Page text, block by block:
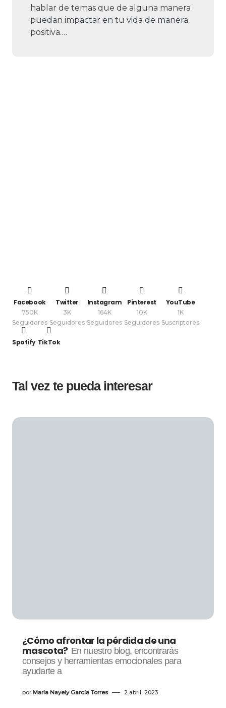
hablar de temas que de alguna manera
puedan impactar en tu vida de manera
positiva.…
Facebook
750K
Seguidores
Twitter
3K
Seguidores
Instagram
164K
Seguidores
Pinterest
10K
Seguidores
YouTube
1K
Suscriptores
Spotify TikTok
Tal vez te pueda interesar
¿Cómo afrontar la pérdida de una
mascota? En nuestro blog, encontrarás
consejos y herramientas emocionales para
ayudarte a
por María Nayely García Torres 2 abril, 2023